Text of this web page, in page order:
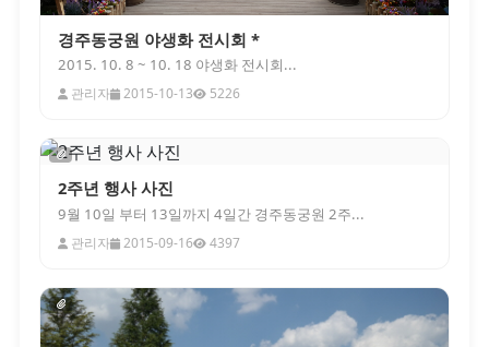
경주동궁원 야생화 전시회 *
2015. 10. 8 ~ 10. 18 야생화 전시회...
관리자 2015-10-13 5226
2주년 행사 사진
9월 10일 부터 13일까지 4일간 경주동궁원 2주...
관리자 2015-09-16 4397